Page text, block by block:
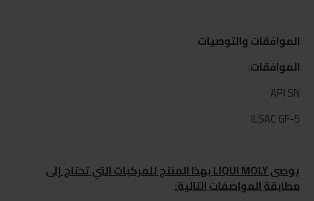
الموافقات والتوصيات
الموافقات:
API SN
ILSAC GF-5
يوصى LIQUI MOLY بهذا المنتج للمركبات التي تحتاج إلى
مطابقة المواصفات التالية: